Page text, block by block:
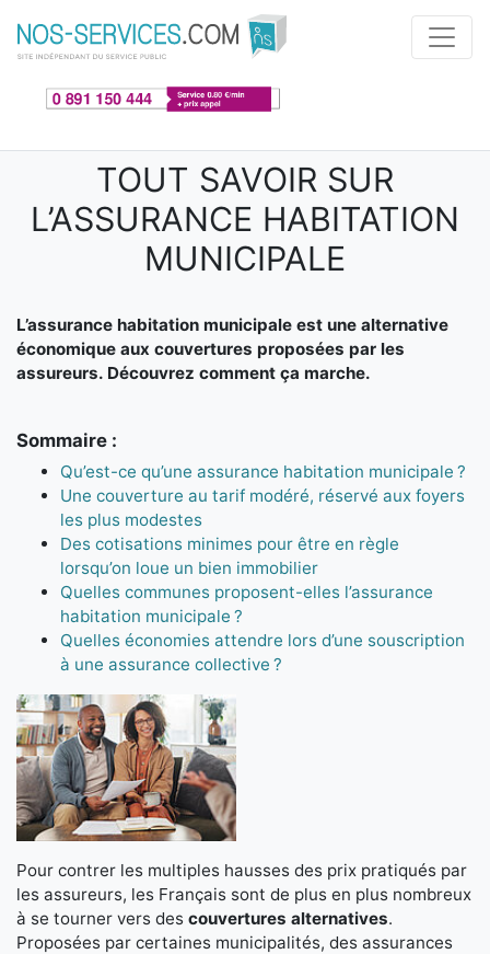
Aller au contenu principal
TOUT SAVOIR SUR
L’ASSURANCE HABITATION
MUNICIPALE
L’assurance habitation municipale est une alternative
économique aux couvertures proposées par les
assureurs. Découvrez comment ça marche.
Sommaire :
Qu’est-ce qu’une assurance habitation municipale ?
Une couverture au tarif modéré, réservé aux foyers
les plus modestes
Des cotisations minimes pour être en règle
lorsqu’on loue un bien immobilier
Quelles communes proposent-elles l’assurance
habitation municipale ?
Quelles économies attendre lors d’une souscription
à une assurance collective ?
Pour contrer les multiples hausses des prix pratiqués par
les assureurs, les Français sont de plus en plus nombreux
à se tourner vers des couvertures alternatives.
Proposées par certaines municipalités, des assurances